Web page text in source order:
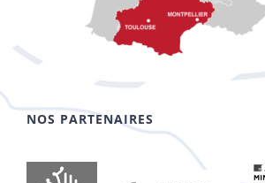
NOS PARTENAIRES